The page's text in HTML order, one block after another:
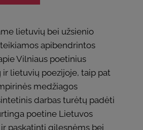
lietuvių bei užsienio
apibendrintos
Vilniaus poetinius
ir lietuvių poezijoje, taip pat
medžiagos
darbas turėtų padėti
poetine Lietuvos
paskatinti gilesnėms bei